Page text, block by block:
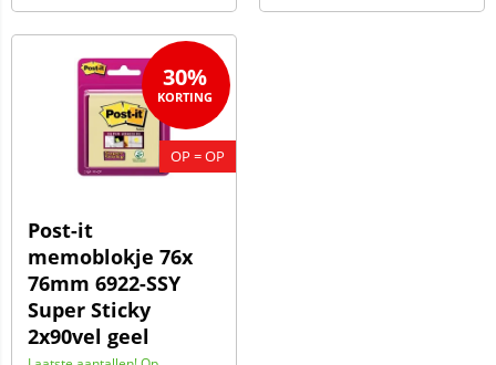
OP = OP
Post-it
memoblokje 76x
76mm 6922-SSY
Super Sticky
2x90vel geel
30%